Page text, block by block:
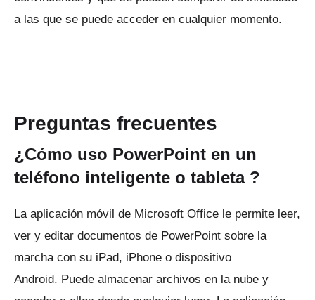
a las que se puede acceder en cualquier momento.
Preguntas frecuentes
¿Cómo uso PowerPoint en un
teléfono inteligente o tableta?
La aplicación móvil de Microsoft Office le permite leer,
ver y editar documentos de PowerPoint sobre la
marcha con su iPad, iPhone o dispositivo
Android. Puede almacenar archivos en la nube y